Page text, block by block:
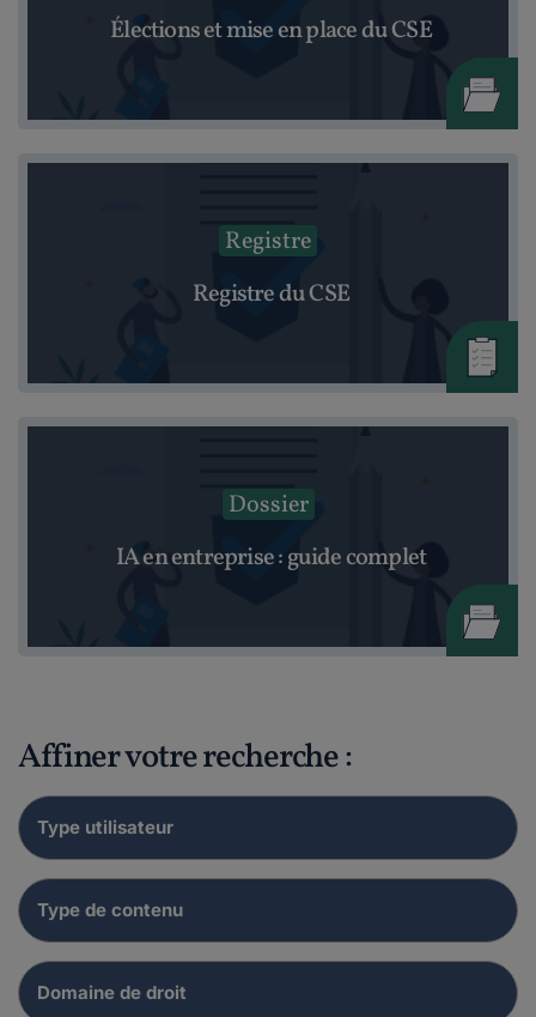
Élections et mise en place du CSE
Registre
Registre du CSE
Dossier
IA en entreprise : guide complet
Affiner votre recherche :